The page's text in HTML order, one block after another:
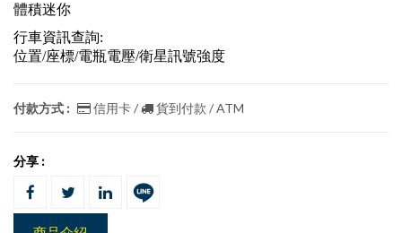
體積迷你
行車資訊查詢:
位置/座標/電瓶電壓/衛星訊號強度
付款方式 : 信用卡 / 貨到付款 / ATM
分享 :